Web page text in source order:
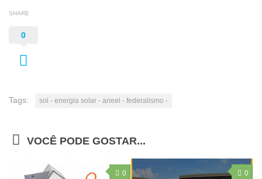
SHARE
0
Tags: sol - energia solar - aneel - federalismo -
VOCÊ PODE GOSTAR...
0 0